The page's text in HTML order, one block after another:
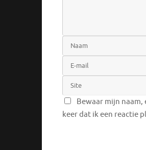
Bewaar mijn naam,
keer dat ik een reactie